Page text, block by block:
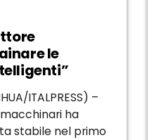
le
ITALPRESS) –
macchinari ha
stabile nel primo